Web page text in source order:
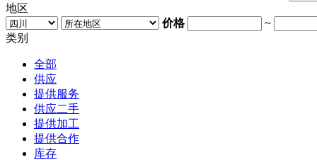
地区
价格
~
类别
全部
供应
提供服务
供应二手
提供加工
提供合作
库存